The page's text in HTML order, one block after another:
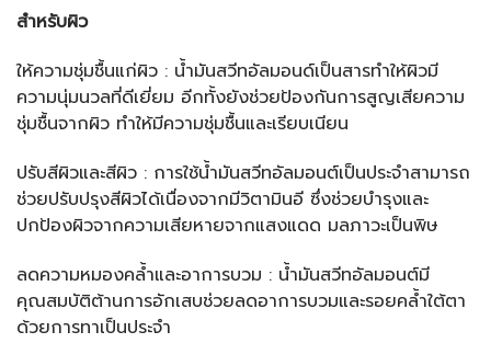
สำหรับผิว
ให้ความชุ่มชื้นแก่ผิว : น้ำมันสวีทอัลมอนด์เป็นสารทำให้ผิวมี
ความนุ่มนวลที่ดีเยี่ยม อีกทั้งยังช่วยป้องกันการสูญเสียความ
ชุ่มชื้นจากผิว ทำให้มีความชุ่มชื้นและเรียบเนียน
ปรับสีผิวและสีผิว : การใช้น้ำมันสวีทอัลมอนต์เป็นประจำสามารถ
ช่วยปรับปรุงสีผิวได้เนื่องจากมีวิตามินอี ซึ่งช่วยบำรุงและ
ปกป้องผิวจากความเสียหายจากแสงแดด มลภาวะเป็นพิษ
ลดความหมองคล้ำและอาการบวม : น้ำมันสวีทอัลมอนต์มี
คุณสมบัติต้านการอักเสบช่วยลดอาการบวมและรอยคล้ำใต้ตา
ด้วยการทาเป็นประจำ